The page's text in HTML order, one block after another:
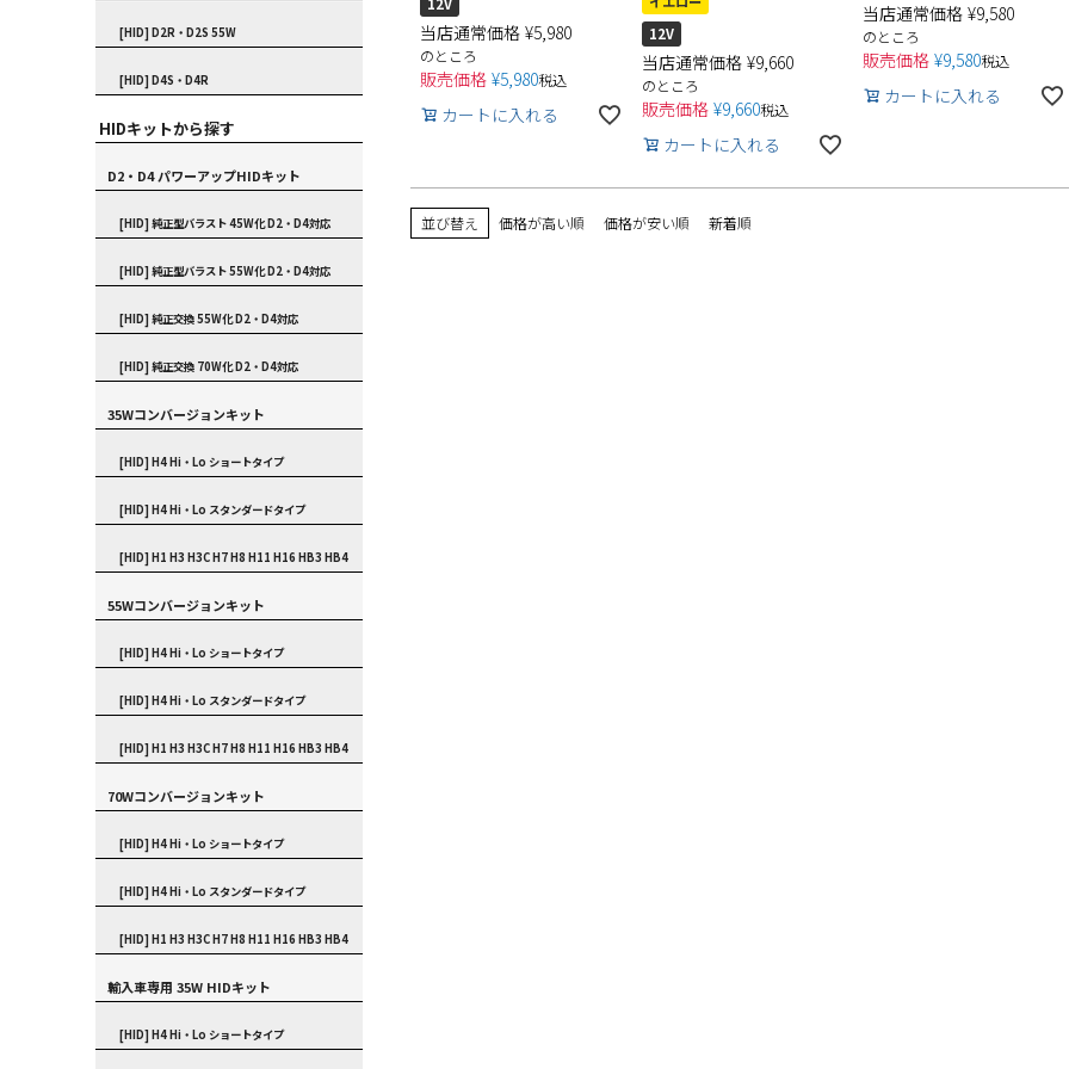
[HID] D2R・D2S 55W
[HID] D4S・D4R
HIDキットから探す
D2・D4 パワーアップHIDキット
[HID] 純正型バラスト 45W化 D2・D4対応
[HID] 純正型バラスト 55W化 D2・D4対応
[HID] 純正交換 55W化 D2・D4対応
[HID] 純正交換 70W化 D2・D4対応
35Wコンバージョンキット
[HID] H4 Hi・Lo ショートタイプ
[HID] H4 Hi・Lo スタンダードタイプ
[HID] H1 H3 H3C H7 H8 H11 H16 HB3 HB4
55Wコンバージョンキット
[HID] H4 Hi・Lo ショートタイプ
[HID] H4 Hi・Lo スタンダードタイプ
[HID] H1 H3 H3C H7 H8 H11 H16 HB3 HB4
70Wコンバージョンキット
[HID] H4 Hi・Lo ショートタイプ
[HID] H4 Hi・Lo スタンダードタイプ
[HID] H1 H3 H3C H7 H8 H11 H16 HB3 HB4
輸入車専用 35W HIDキット
[HID] H4 Hi・Lo ショートタイプ
12V
当店通常価格 ¥5,980
のところ
販売価格 ¥5,980税込
カートに入れる
12V
当店通常価格 ¥9,660
のところ
販売価格 ¥9,660税込
カートに入れる
当店通常価格 ¥9,580
のところ
販売価格 ¥9,580税込
カートに入れる
並び替え 価格が高い順 価格が安い順 新着順